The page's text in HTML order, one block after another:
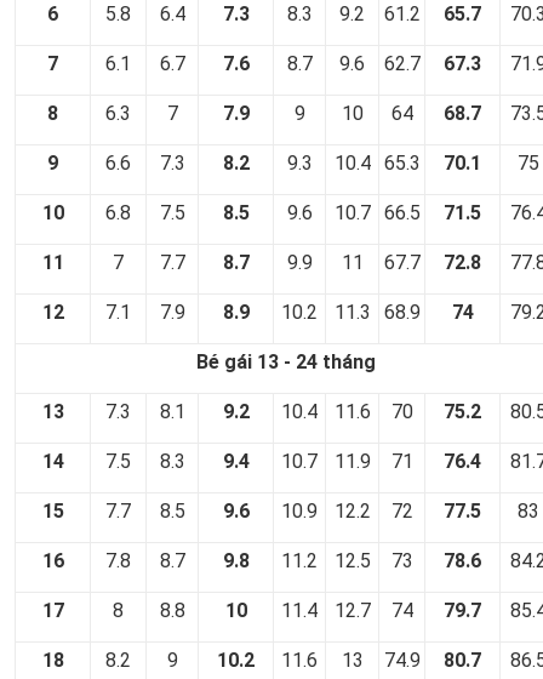
6 5.8 6.4 7.3 8.3 9.2 61.2 65.7
7 6.1 6.7 7.6 8.7 9.6 62.7 67.3
8 6.3 7 7.9 9 10 64 68.7
9 6.6 7.3 8.2 9.3 10.4 65.3 70.1 75
10 6.8 7.5 8.5 9.6 10.7 66.5 71.5
11 7 7.7 8.7 9.9 11 67.7 72.8
12 7.1 7.9 8.9 10.2 11.3 68.9 74
Bé gái 13 - 24 tháng
13 7.3 8.1 9.2 10.4 11.6 70 75.2
14 7.5 8.3 9.4 10.7 11.9 71 76.4
15 7.7 8.5 9.6 10.9 12.2 72 77.5 83
16 7.8 8.7 9.8 11.2 12.5 73 78.6
17 8 8.8 10 11.4 12.7 74 79.7
18 8.2 9 10.2 11.6 13 74.9 80.7